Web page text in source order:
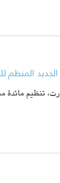
المنظم
تنظيم